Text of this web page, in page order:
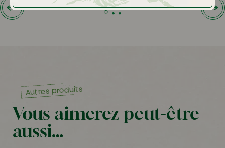
Autres produits
Vous aimerez peut-être
aussi…